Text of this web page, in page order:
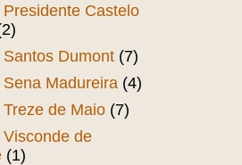
Castelo
Dumont (7)
Madureira (4)
de Maio (7)
de
(1)